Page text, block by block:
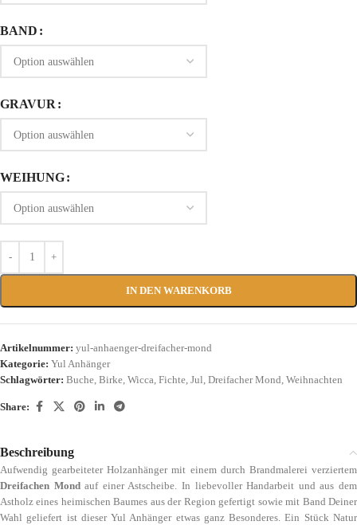
BAND
GRAVUR
WEIHUNG
IN DEN WARENKORB
Artikelnummer: yul-anhaenger-dreifacher-mond
Kategorie: Yul Anhänger
Schlagwörter: Buche, Birke, Wicca, Fichte, Jul, Dreifacher Mond, Weihnachten
Share:
Beschreibung
Aufwendig gearbeiteter Holzanhänger mit einem durch Brandmalerei verziertem
Dreifachen Mondauf einer Astscheibe. In liebevoller Handarbeit und aus dem
Astholz eines heimischen Baumes aus der Region gefertigt sowie mit Band Deiner
Wahl geliefert ist dieser Yul Anhänger etwas ganz Besonderes. Ein Stück Natur